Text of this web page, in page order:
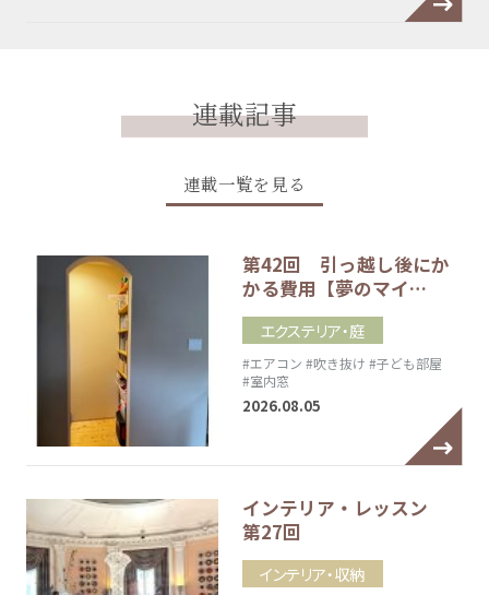
連載記事
連載一覧を見る
第42回 引っ越し後にか
かる費用【夢のマイ…
エクステリア・庭
#エアコン #吹き抜け #子ども部屋
#室内窓
2026.08.05
インテリア・レッスン
第27回
インテリア・収納